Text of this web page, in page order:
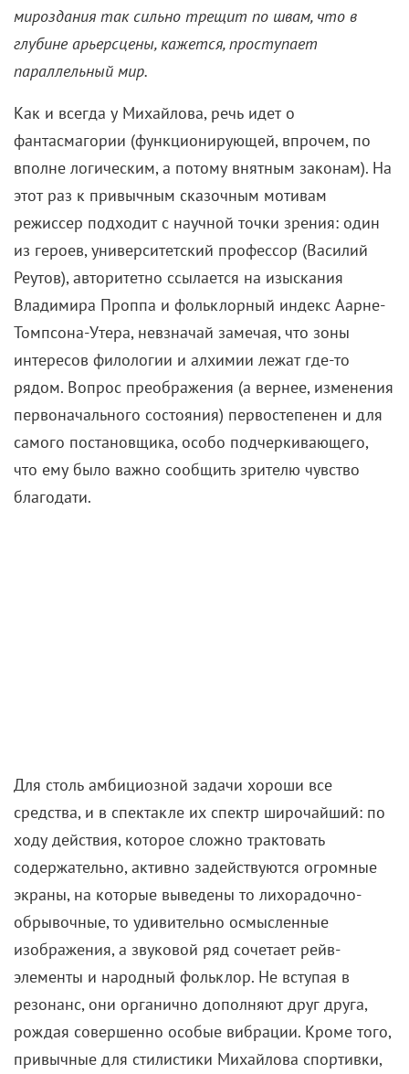
мироздания так сильно трещит по швам, что в
глубине арьерсцены, кажется, проступает
параллельный мир.
Как и всегда у Михайлова, речь идет о
фантасмагории (функционирующей, впрочем, по
вполне логическим, а потому внятным законам). На
этот раз к привычным сказочным мотивам
режиссер подходит с научной точки зрения: один
из героев, университетский профессор (Василий
Реутов), авторитетно ссылается на изыскания
Владимира Проппа и фольклорный индекс Аарне-
Томпсона-Утера, невзначай замечая, что зоны
интересов филологии и алхимии лежат где-то
рядом. Вопрос преображения (а вернее, изменения
первоначального состояния) первостепенен и для
самого постановщика, особо подчеркивающего,
что ему было важно сообщить зрителю чувство
благодати.
Для столь амбициозной задачи хороши все
средства, и в спектакле их спектр широчайший: по
ходу действия, которое сложно трактовать
содержательно, активно задействуются огромные
экраны, на которые выведены то лихорадочно-
обрывочные, то удивительно осмысленные
изображения, а звуковой ряд сочетает рейв-
элементы и народный фольклор. Не вступая в
резонанс, они органично дополняют друг друга,
рождая совершенно особые вибрации. Кроме того,
привычные для стилистики Михайлова спортивки,